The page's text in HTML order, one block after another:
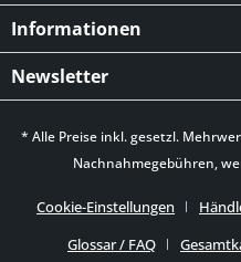
Informationen
Newsletter
* Alle Preise inkl. gesetzl.
Nachnahmegebühren,
Cookie-Einstellungen
Glossar / FAQ